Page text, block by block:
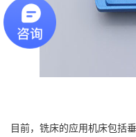
目前，铣床的应用机床包括